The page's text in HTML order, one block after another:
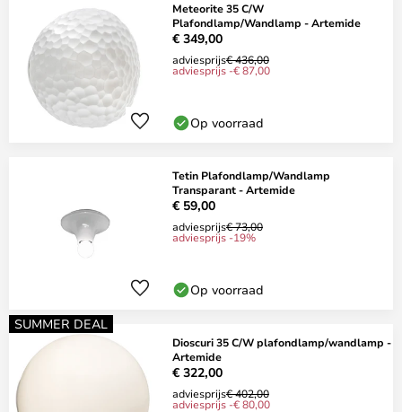
Meteorite 35 C/W
Plafondlamp/Wandlamp - Artemide
€ 349,00
adviesprijs€ 436,00
adviesprijs -€ 87,00
Op voorraad
Tetin Plafondlamp/Wandlamp
Transparant - Artemide
€ 59,00
adviesprijs€ 73,00
adviesprijs -19%
Op voorraad
SUMMER DEAL
Dioscuri 35 C/W plafondlamp/wandlamp -
Artemide
€ 322,00
adviesprijs€ 402,00
adviesprijs -€ 80,00